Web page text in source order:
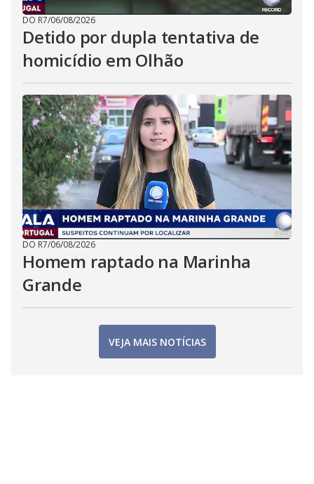
DO R7/06/08/2026
Detido por dupla tentativa de
homicídio em Olhão
DO R7/06/08/2026
Homem raptado na Marinha
Grande
VEJA MAIS NOTÍCIAS